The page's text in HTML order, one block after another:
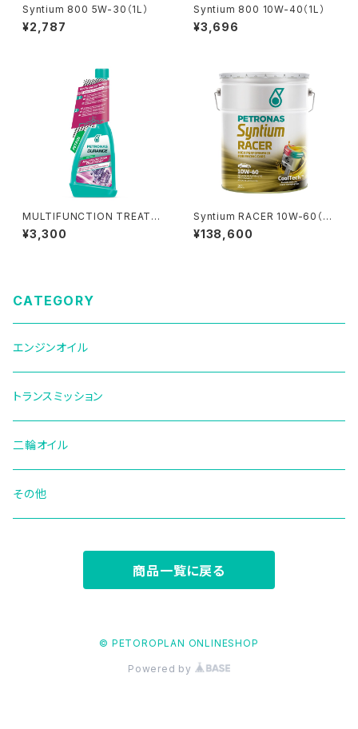
Syntium 800 5W-30（1L）
¥2,787
Syntium 800 10W-40（1L）
¥3,696
MULTIFUNCTION TREATM
ENT
¥3,300
Syntium RACER 10W-60（2
0L）
¥138,600
CATEGORY
エンジンオイル
トランスミッション
二輪オイル
その他
商品一覧に戻る
© PETOROPLAN ONLINESHOP
Powered by